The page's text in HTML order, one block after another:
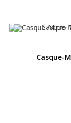
Casque-